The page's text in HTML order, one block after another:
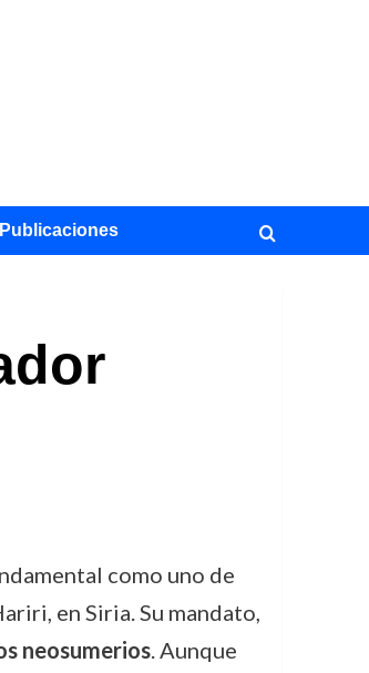
Publicaciones
como uno de
en Siria. Su mandato,
neosumerios. Aunque